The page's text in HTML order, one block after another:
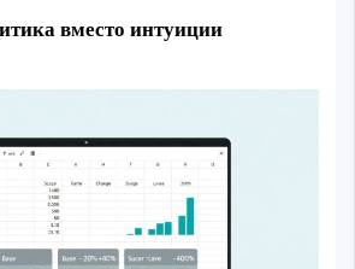
вместо интуиции